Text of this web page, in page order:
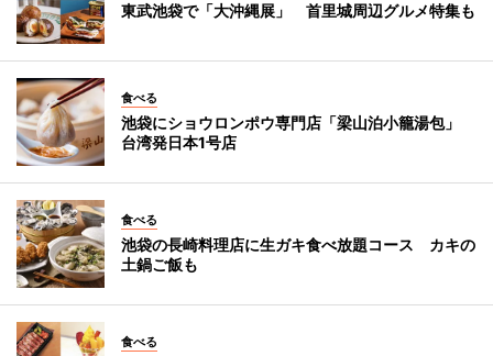
東武池袋で「大沖縄展」 首里城周辺グルメ特集も
食べる
池袋にショウロンポウ専門店「梁山泊小籠湯包」
台湾発日本1号店
食べる
池袋の長崎料理店に生ガキ食べ放題コース カキの
土鍋ご飯も
食べる